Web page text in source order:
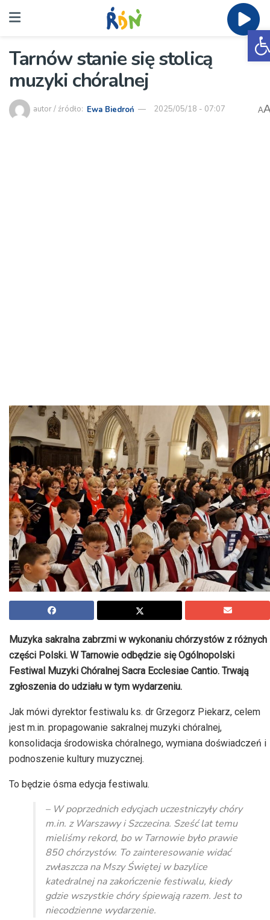
Tarnów stanie się stolicą
muzyki chóralnej
autor / źródło: Ewa Biedroń 2025/05/18 - 07:07 A
Muzyka sakralna zabrzmi w wykonaniu chórzystów z różnych
części Polski. W Tarnowie odbędzie się Ogólnopolski
Festiwal Muzyki Chóralnej Sacra Ecclesiae Cantio. Trwają
zgłoszenia do udziału w tym wydarzeniu.
Jak mówi dyrektor festiwalu ks. dr Grzegorz Piekarz, celem
jest m.in. propagowanie sakralnej muzyki chóralnej,
konsolidacja środowiska chóralnego, wymiana doświadczeń i
podnoszenie kultury muzycznej.
To będzie ósma edycja festiwalu.
– W poprzednich edycjach uczestniczyły chóry
m.in. z Warszawy i Szczecina. Sześć lat temu
mieliśmy rekord, bo w Tarnowie było prawie
850 chórzystów. To zainteresowanie widać
zwłaszcza na Mszy Świętej w bazylice
katedralnej na zakończenie festiwalu, kiedy
gdzie wszystkie chóry śpiewają razem. Jest to
niecodzienne wydarzenie.